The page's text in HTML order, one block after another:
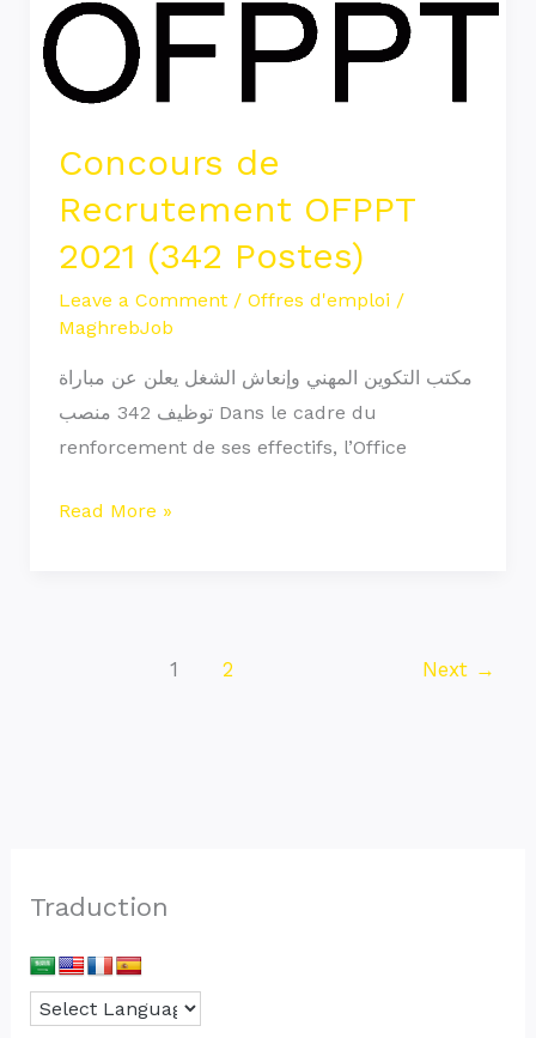
Concours de
Recrutement OFPPT
2021 (342 Postes)
Leave a Comment / Offres d'emploi /
MaghrebJob
مكتب التكوين المهني وإنعاش الشغل يعلن عن مباراة
توظيف 342 منصب Dans le cadre du
renforcement de ses effectifs, l’Office
Postes)
Read More »
1 2 Next →
Traduction